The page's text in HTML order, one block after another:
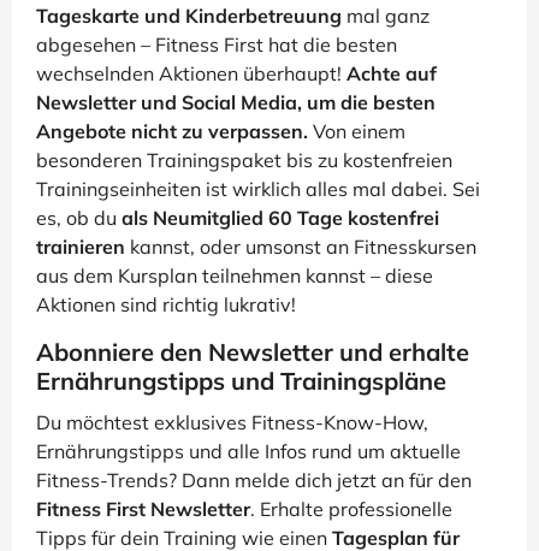
Tageskarte und Kinderbetreuung mal ganz
abgesehen – Fitness First hat die besten
wechselnden Aktionen überhaupt! Achte auf
Newsletter und Social Media, um die besten
Angebote nicht zu verpassen. Von einem
besonderen Trainingspaket bis zu kostenfreien
Trainingseinheiten ist wirklich alles mal dabei. Sei
es, ob du als Neumitglied 60 Tage kostenfrei
trainieren kannst, oder umsonst an Fitnesskursen
aus dem Kursplan teilnehmen kannst – diese
Aktionen sind richtig lukrativ!
Abonniere den Newsletter und erhalte
Ernährungstipps und Trainingspläne
Du möchtest exklusives Fitness-Know-How,
Ernährungstipps und alle Infos rund um aktuelle
Fitness-Trends? Dann melde dich jetzt an für den
Fitness First Newsletter. Erhalte professionelle
Tipps für dein Training wie einen Tagesplan für